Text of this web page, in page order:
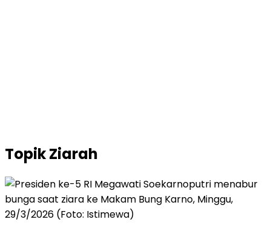
TopikZiarah